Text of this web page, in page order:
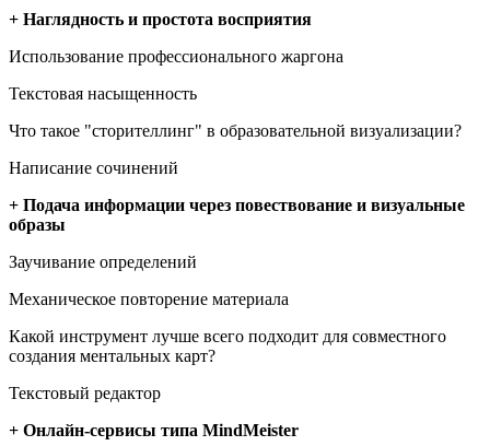
+ Наглядность и простота восприятия
Использование профессионального жаргона
Текстовая насыщенность
Что такое "сторителлинг" в образовательной визуализации?
Написание сочинений
+ Подача информации через повествование и визуальные
образы
Заучивание определений
Механическое повторение материала
Какой инструмент лучше всего подходит для совместного
создания ментальных карт?
Текстовый редактор
+ Онлайн-сервисы типа MindMeister